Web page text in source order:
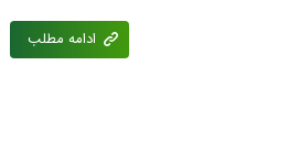
ادامه مطلب